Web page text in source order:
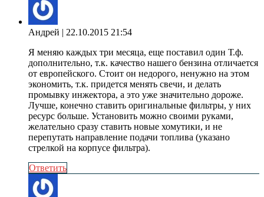
Андрей | 22.10.2015 21:54
Я меняю каждых три месяца, еще поставил один Т.ф.
дополнительно, т.к. качество нашего бензина отличается
от европейского. Стоит он недорого, ненужно на этом
экономить, т.к. придется менять свечи, и делать
промывку инжектора, а это уже значительно дороже.
Лучше, конечно ставить оригинальные фильтры, у них
ресурс больше. Установить можно своими руками,
желательно сразу ставить новые хомутики, и не
перепутать направление подачи топлива (указано
стрелкой на корпусе фильтра).
Ответить